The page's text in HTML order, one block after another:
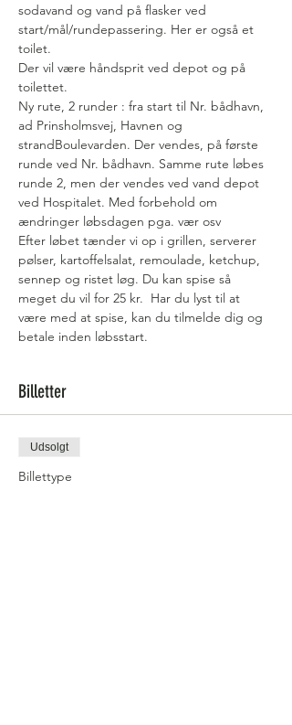
sodavand og vand på flasker ved
start/mål/rundepassering. Her er også et
toilet.
Der vil være håndsprit ved depot og på
toilettet.
Ny rute, 2 runder : fra start til Nr. bådhavn,
ad Prinsholmsvej, Havnen og
strandBoulevarden. Der vendes, på første
runde ved Nr. bådhavn. Samme rute løbes
runde 2, men der vendes ved vand depot
ved Hospitalet. Med forbehold om
ændringer løbsdagen pga. vær osv
Efter løbet tænder vi op i grillen, serverer
pølser, kartoffelsalat, remoulade, ketchup,
sennep og ristet løg. Du kan spise så
meget du vil for 25 kr.  Har du lyst til at
være med at spise, kan du tilmelde dig og
betale inden løbsstart.
Billetter
Udsolgt
Billettype